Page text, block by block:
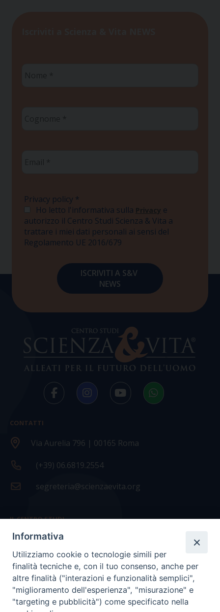
Privacy policy *
Ho letto l'informativa sulla Privacy e
autorizzo il Centro Studi Scienza & Vita a
trattare i miei dati personali ai sensi del
Regolamento UE 2016/679
CONTATTI
Via Aurelia 796 | 00165 Roma
(+39) 06.6819.2554
segreteria@scienzaevita.org
IL CENTRO STUDI
La nostra storia
Statuto
Presidenza e ufficio presidenza
Consiglio scientifico
Informativa
Utilizziamo cookie o tecnologie simili per
finalità tecniche e, con il tuo consenso, anche per
altre finalità ("interazioni e funzionalità semplici",
"miglioramento dell'esperienza", "misurazione" e
"targeting e pubblicità") come specificato nella